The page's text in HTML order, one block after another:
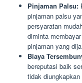
Pinjaman Palsu:
pinjaman palsu
persyaratan
diminta
pinjaman yang
Biaya
bereputasi baik
tidak